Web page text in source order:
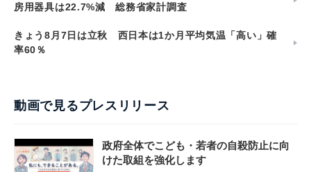
房用器具は22.7%減 総務省家計調査
きょう8月7日は立秋 西日本は1か月平均気温「高い」確
率60％
動画で見るプレスリリース
政府全体でこども・若者の自殺防止に向
けた取組を強化します